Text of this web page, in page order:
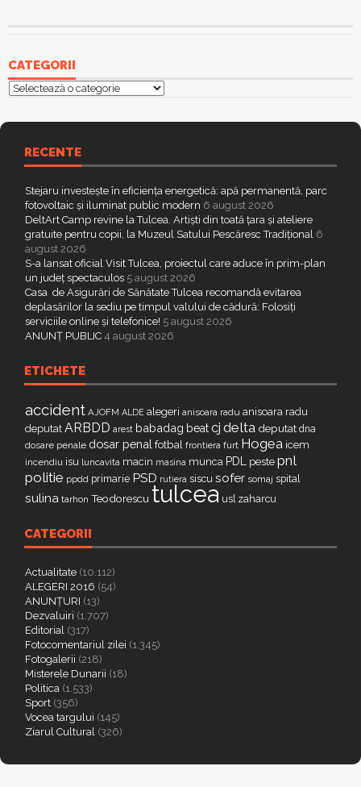
CATEGORII
Categorii
RECENTE
Stejaru investește în eficiența energetică: apă permanentă, parc
fotovoltaic și iluminat public modern 6 august 2026
DeltArt Camp revine la Tulcea. Artiști din toată țara și ateliere
gratuite pentru copii, la Muzeul Satului Pescăresc Tradițional 6
august 2026
S-a lansat oficial Visit Tulcea, proiectul care aduce în prim-plan
un județ spectaculos 5 august 2026
Casa de Asigurări de Sănătate Tulcea recomandă evitarea
deplasărilor la sediu pe timpul valului de cădură: Folosiți
serviciile online și telefonice! 5 august 2026
ANUNȚ PUBLIC 4 august 2026
ETICHETE
accident AJOFM ALDE alegeri anisoara radu anisoara radu
deputat ARBDD arest babadag beatcj delta deputat dna
dosare penale dosar penal fotbal frontiera furt Hogea icem
incendiu isu luncavita macin masina munca PDL peste pnl
politie ppdd primarie PSD rutiera siscu sofer somaj spital
sulina tarhon Teodorescu tulcea usl zaharcu
CATEGORII
Actualitate (10.112)
ALEGERI 2016 (54)
ANUNȚURI (13)
Dezvaluiri (1.707)
Editorial (317)
Fotocomentariul zilei (1.345)
Fotogalerii (218)
Misterele Dunarii (18)
Politica (1.533)
Sport (356)
Vocea targului (145)
Ziarul Cultural (326)